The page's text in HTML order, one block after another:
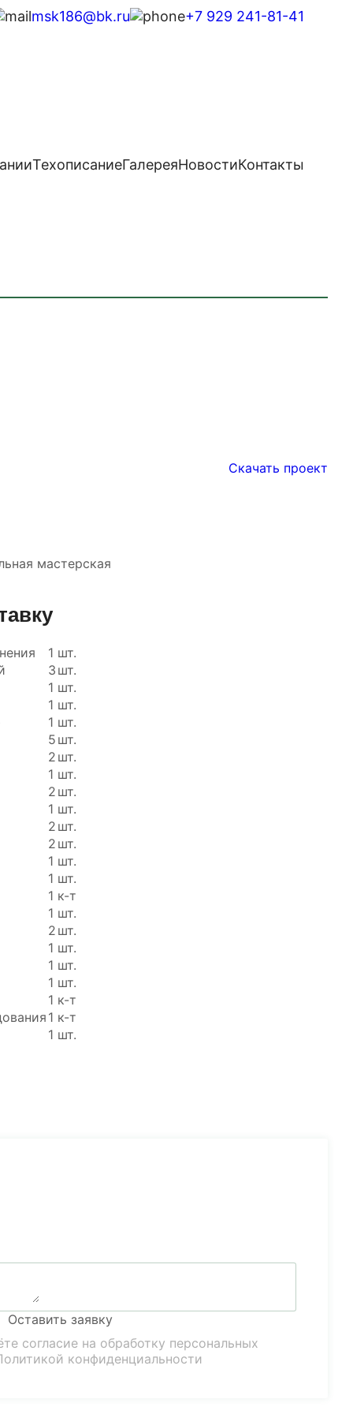
msk186@bk.ru
+7 929 241-81-41
ТехописаниеГалереяНовостиКонтакты
Скачать проект
мастерская
1 шт.
3 шт.
1 шт.
1 шт.
1 шт.
5 шт.
2 шт.
1 шт.
2 шт.
1 шт.
2 шт.
2 шт.
1 шт.
1 шт.
1 к-т
1 шт.
2 шт.
1 шт.
1 шт.
1 шт.
1 к-т
1 к-т
1 шт.
Оставить заявку
согласие на обработку персональных
конфиденциальности